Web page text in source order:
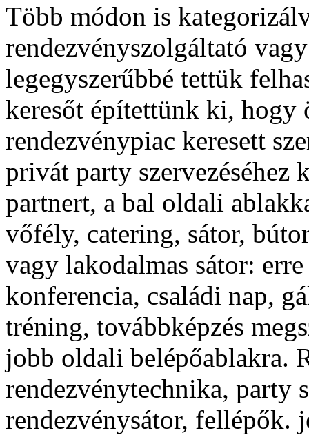
Több módon is
rendezvényszolgáltató
legegyszerűbbé tettük
keresőt építettünk ki, hogy
rendezvénypiac keresett
privát party szervezéséhez
partnert, a bal oldali
vőfély, catering, sátor,
vagy lakodalmas sátor:
konferencia, családi nap,
tréning, továbbképzés
jobb oldali belépőablakra.
rendezvénytechnika, party
rendezvénysátor, fellépők.